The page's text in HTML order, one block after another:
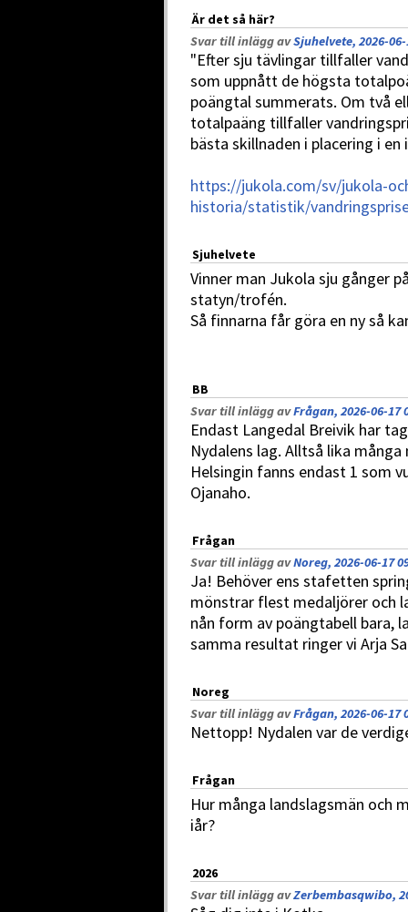
Är det så här?
Svar till inlägg avSjuhelvete, 2026-06-
"Efter sju tävlingar tillfaller
som uppnått de högsta
poängtal summerats. Om två
totalpaäng tillfaller
bästa skillnaden i placering i
https://jukola.com/sv/jukola-
historia/statistik/
Sjuhelvete
Vinner man Jukola sju gånger
statyn/trofén.
Så finnarna får göra en ny så
BB
Svar till inlägg avFrågan, 2026-06-17
Endast Langedal Breivik har
Nydalens lag. Alltså lika
Helsingin fanns endast 1 som
Ojanaho.
Frågan
Svar till inlägg avNoreg, 2026-06-17
Ja! Behöver ens stafetten
mönstrar flest medaljörer och
nån form av poängtabell bara,
samma resultat ringer vi Arja
Noreg
Svar till inlägg avFrågan, 2026-06-17
Nettopp! Nydalen var de
Frågan
Hur många landslagsmän och
iår?
2026
Svar till inlägg avZerbembasqwibo,